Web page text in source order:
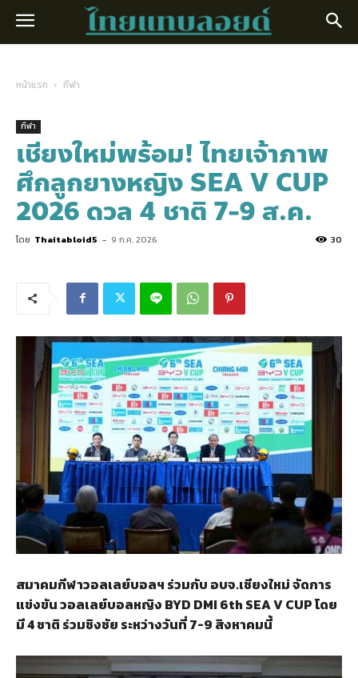
หน้าแรก กีฬา
กีฬา
เชียงใหม่พร้อม! ไทยเจ้าภาพ
ศึกลูกยางหญิง SEA V CUP
2026 ดวล 4 ชาติ 7-9 ส.ค.
โดย Thaitabloid5 - 9 ก.ค. 2026 30
สมาคมกีฬาวอลเลย์บอลฯ ร่วมกับ อบจ.เชียงใหม่ จัดการ
แข่งขัน วอลเลย์บอลหญิง BYD DMI 6th SEA V CUP โดย
มี 4 ชาติ ร่วมชิงชัย ระหว่างวันที่ 7-9 สิงหาคมนี้